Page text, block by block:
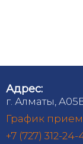
Адрес:
г. Алматы,
График
+7 (727) 312-24-